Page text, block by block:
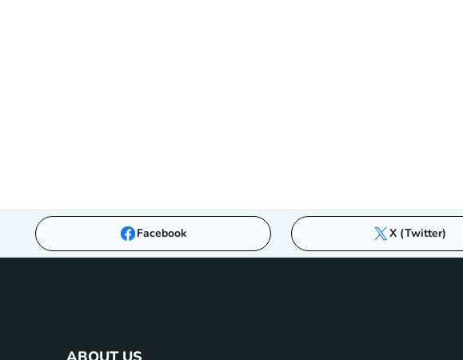
Facebook X (Twitter)